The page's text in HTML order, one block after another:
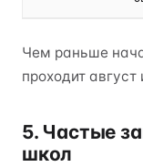
Чем раньше
проходит
5. Частые
школ